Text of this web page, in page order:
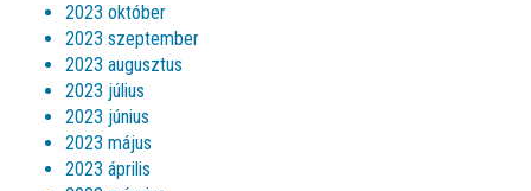
2023 október
2023 szeptember
2023 augusztus
2023 július
2023 június
2023 május
2023 április